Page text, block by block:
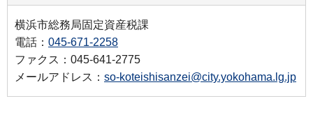
横浜市総務局固定資産税課
電話： 045-671-2258
ファクス：045-641-2775
メールアドレス： so-koteishisanzei@city.yokohama.lg.jp